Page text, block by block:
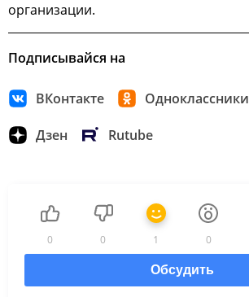
организации.
Подписывайся на
ВКонтакте Одноклассники
Дзен Rutube
0 0 1 0
Обсудить